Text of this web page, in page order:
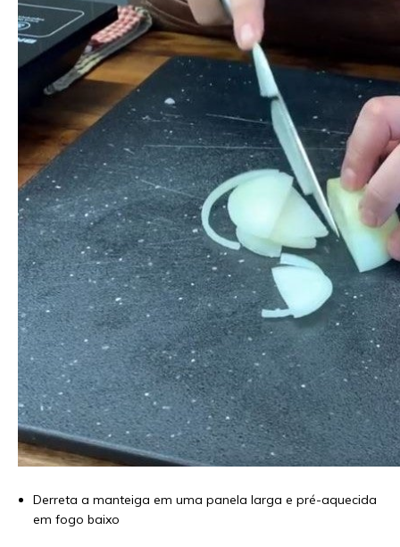
Derreta a manteiga em uma panela larga e pré-aquecida
em fogo baixo